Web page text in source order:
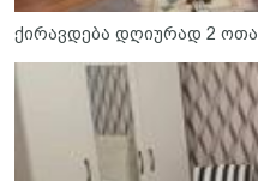
ქირავდება დღიურად 2